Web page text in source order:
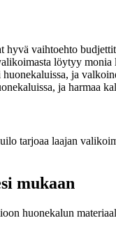
vaihtoehto
löytyy monia
ja
ja harmaa
tarjoaa laajan
mukaan
huonekalun